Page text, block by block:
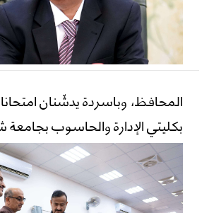
المحافظ، وباسردة يدشّنان
بكليتي الإدارة والحاسوب